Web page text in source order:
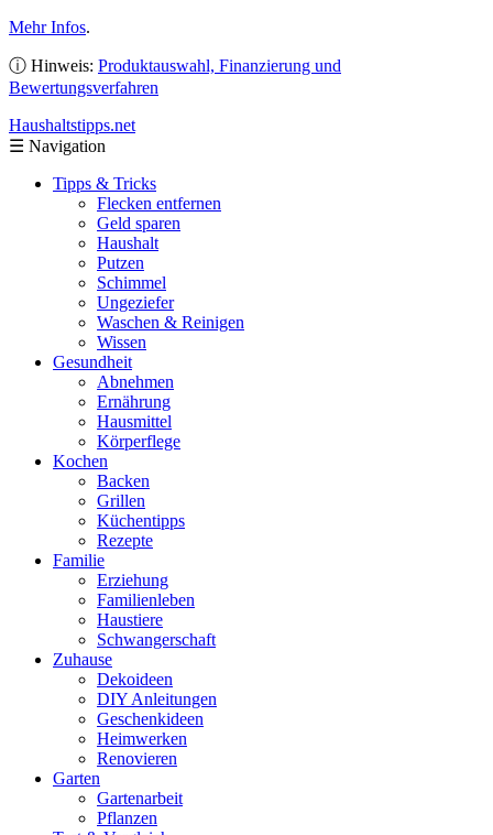
Mehr Infos.
ⓘ Hinweis: Produktauswahl, Finanzierung und
Bewertungsverfahren
Haushaltstipps.net
☰ Navigation
Tipps & Tricks
Flecken entfernen
Geld sparen
Haushalt
Putzen
Schimmel
Ungeziefer
Waschen & Reinigen
Wissen
Gesundheit
Abnehmen
Ernährung
Hausmittel
Körperflege
Kochen
Backen
Grillen
Küchentipps
Rezepte
Familie
Erziehung
Familienleben
Haustiere
Schwangerschaft
Zuhause
Dekoideen
DIY Anleitungen
Geschenkideen
Heimwerken
Renovieren
Garten
Gartenarbeit
Pflanzen